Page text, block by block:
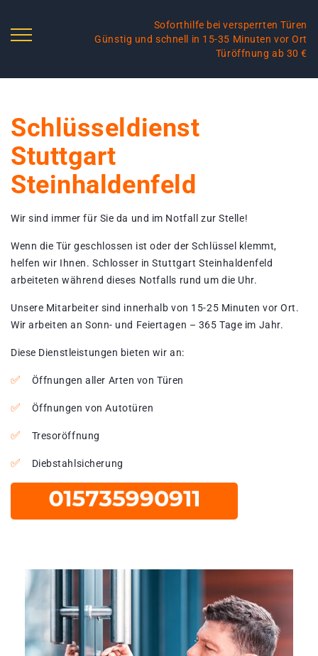
Soforthilfe bei versperrten Türen
Günstig und schnell in 15-35 Minuten vor Ort
Türöffnung ab 30 €
Schlüsseldienst
Stuttgart
Steinhaldenfeld
Wir sind immer für Sie da und im Notfall zur Stelle!
Wenn die Tür geschlossen ist oder der Schlüssel klemmt,
helfen wir Ihnen. Schlosser in Stuttgart Steinhaldenfeld
arbeiteten während dieses Notfalls rund um die Uhr.
Unsere Mitarbeiter sind innerhalb von 15-25 Minuten vor Ort.
Wir arbeiten an Sonn- und Feiertagen – 365 Tage im Jahr.
Diese Dienstleistungen bieten wir an:
Öffnungen aller Arten von Türen
Öffnungen von Autotüren
Tresoröffnung
Diebstahlsicherung